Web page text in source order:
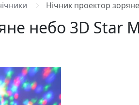
Нічник проектор
небо 3D Star